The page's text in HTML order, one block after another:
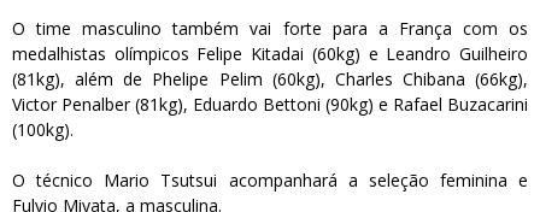
O time masculino também vai forte para a França com os
medalhistas olímpicos Felipe Kitadai (60kg) e Leandro Guilheiro
(81kg), além de Phelipe Pelim (60kg), Charles Chibana (66kg),
Victor Penalber (81kg), Eduardo Bettoni (90kg) e Rafael Buzacarini
(100kg).
O técnico Mario Tsutsui acompanhará a seleção feminina e
Fulvio Miyata, a masculina.